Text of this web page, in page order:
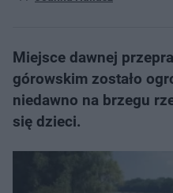
Miejsce dawnej
górowskim zostało
niedawno na brzegu
się dzieci.